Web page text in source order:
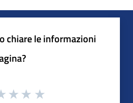
chiare le informazioni